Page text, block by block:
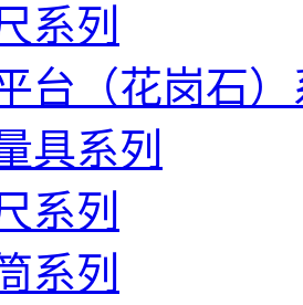
系列
台（花岗石）
具系列
系列
系列